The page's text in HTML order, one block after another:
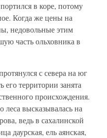
в коре, потому
Когда же цены на
недовольные этим
часть ольховника в
с севера на юг
его территории занята
происхождения.
леса высказывалась на
ведь в сахалинской
даурская, ель аянская,